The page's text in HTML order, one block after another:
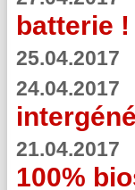
batterie !
25.04.2017
24.04.2017
21.04.2017
100%